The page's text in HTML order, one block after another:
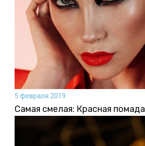
5 февраля 2019
Самая смелая: Красная помада